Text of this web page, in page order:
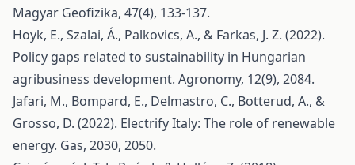
Magyar Geofizika, 47(4), 133-137.
Hoyk, E., Szalai, Á., Palkovics, A., & Farkas, J. Z. (2022).
Policy gaps related to sustainability in Hungarian
agribusiness development. Agronomy, 12(9), 2084.
Jafari, M., Bompard, E., Delmastro, C., Botterud, A., &
Grosso, D. (2022). Electrify Italy: The role of renewable
energy. Gas, 2030, 2050.